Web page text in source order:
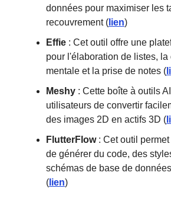
données pour maximiser les
recouvrement ( lien)
Effie : Cet outil offre une
pour l'élaboration de listes, la
mentale et la prise de notes (
Meshy : Cette boîte à outils
utilisateurs de convertir
des images 2D en actifs 3D (
FlutterFlow : Cet outil
de générer du code, des
schémas de base de
( lien)